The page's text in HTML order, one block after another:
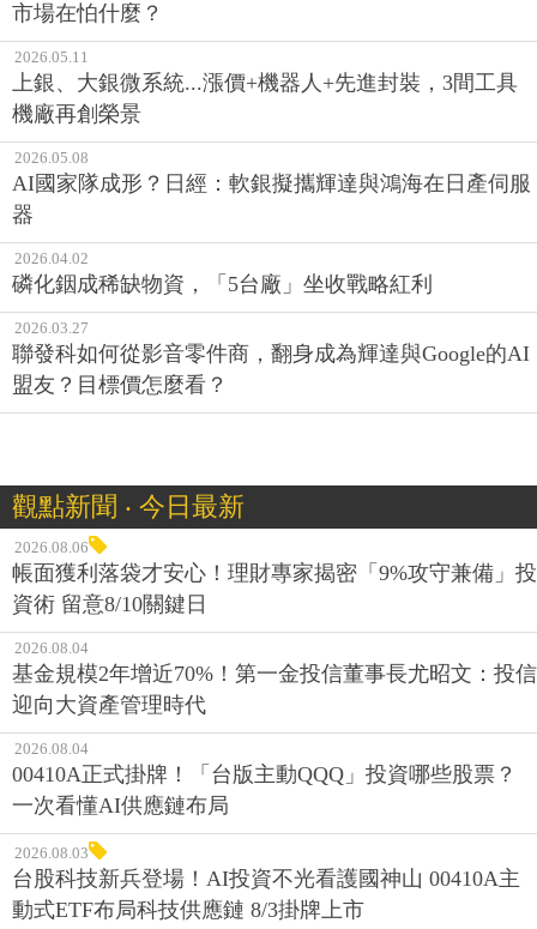
市場在怕什麼？
2026.05.11
上銀、大銀微系統...漲價+機器人+先進封裝，3間工具
機廠再創榮景
2026.05.08
AI國家隊成形？日經：軟銀擬攜輝達與鴻海在日產伺服
器
2026.04.02
磷化銦成稀缺物資，「5台廠」坐收戰略紅利
2026.03.27
聯發科如何從影音零件商，翻身成為輝達與Google的AI
盟友？目標價怎麼看？
觀點新聞 ‧ 今日最新
2026.08.06
帳面獲利落袋才安心！理財專家揭密「9%攻守兼備」投
資術 留意8/10關鍵日
2026.08.04
基金規模2年增近70%！第一金投信董事長尤昭文：投信
迎向大資產管理時代
2026.08.04
00410A正式掛牌！「台版主動QQQ」投資哪些股票？
一次看懂AI供應鏈布局
2026.08.03
台股科技新兵登場！AI投資不光看護國神山 00410A主
動式ETF布局科技供應鏈 8/3掛牌上市